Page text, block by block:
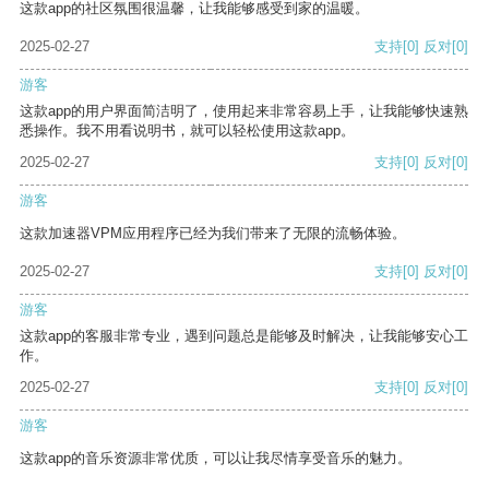
这款app的社区氛围很温馨，让我能够感受到家的温暖。
2025-02-27 支持[0] 反对[0]
游客
这款app的用户界面简洁明了，使用起来非常容易上手，让我能够快速熟
悉操作。我不用看说明书，就可以轻松使用这款app。
2025-02-27
支持[0] 反对[0]
游客
这款加速器VPM应用程序已经为我们带来了无限的流畅体验。
2025-02-27 支持[0] 反对[0]
游客
这款app的客服非常专业，遇到问题总是能够及时解决，让我能够安心工
作。
2025-02-27
支持[0] 反对[0]
游客
这款app的音乐资源非常优质，可以让我尽情享受音乐的魅力。